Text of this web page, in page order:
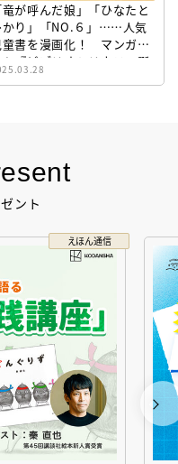
ント
えほん通信
竜が呼んだ娘」「ひなたと
かり」「NO.６」……人気
童書を漫画化！ マンガサ
ト『ビブリオシリウス』誕